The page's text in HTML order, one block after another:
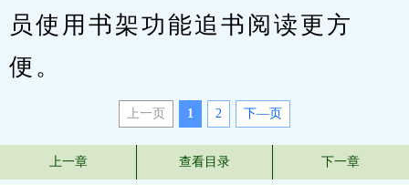
员使用书架功能追书阅读更方
便。
上一页 1 2 下—页
上一章 查看目录 下一章